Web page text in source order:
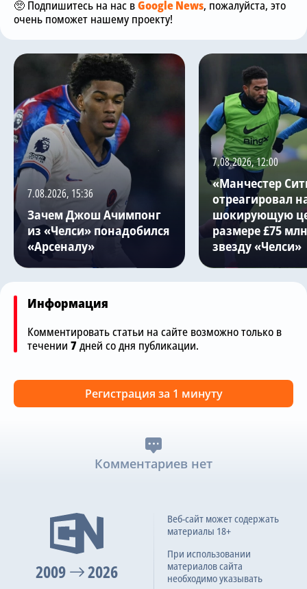
🥺 Подпишитесь на нас вGoogle News, пожалуйста, это
очень поможет нашему проекту!
7.08.2026, 15:36
Зачем Джош Ачимпонг
из «Челси» понадобился
«Арсеналу»
7.08.2026, 12:00
«Манчестер
отреагировал
шокирующую
размере £75
звезду «Челси»
Информация
Комментировать статьи на сайте возможно только в
течении 7дней со дня публикации.
Регистрация за 1 минуту
Комментариев нет
2009 2026
Веб-сайт может содержать
материалы 18+
При использовании
материалов сайта
необходимо указывать